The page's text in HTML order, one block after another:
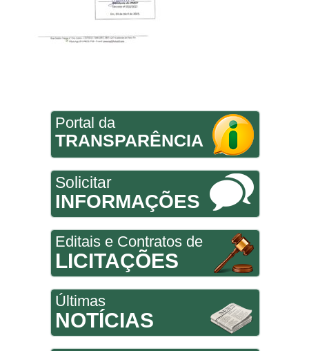
Portal da
TRANSPARÊNCIA
Solicitar
INFORMAÇÕES
Editais e Contratos de
LICITAÇÕES
Últimas
NOTÍCIAS